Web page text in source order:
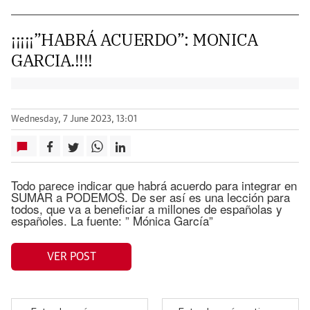
¡¡¡¡¡”HABRÁ ACUERDO”: MONICA
GARCIA.!!!!
Wednesday, 7 June 2023, 13:01
Todo parece indicar que habrá acuerdo para integrar en
SUMAR a PODEMOS. De ser así es una lección para
todos, que va a beneficiar a millones de españolas y
españoles. La fuente: ” Mónica García”
VER POST